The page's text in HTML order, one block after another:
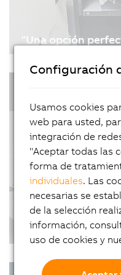
"Una opción
Un enfoque más
retroadaptación.
dedicó a la
herramienta. Para
confía en la gama
Una nueva era
Las plantas y la
Configuración
Usamos cookies
web para usted,
integración de
"Aceptar todas las
forma de
individuales. Las
necesarias se
de la selección
información,
uso de cookies y